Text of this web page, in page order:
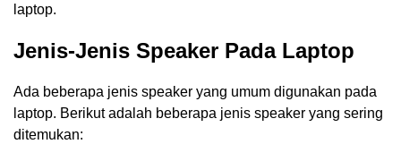
laptop.
Jenis-Jenis Speaker Pada Laptop
Ada beberapa jenis speaker yang umum digunakan pada
laptop. Berikut adalah beberapa jenis speaker yang sering
ditemukan: